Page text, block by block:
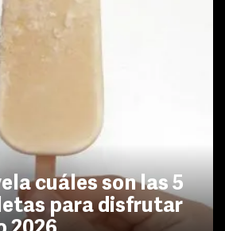
cuáles son las 5
para disfrutar